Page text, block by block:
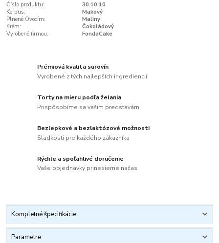
Číslo produktu:
30.10.10
Korpus:
Makový
Plnené Ovocím:
Maliny
Krém:
Čokoládový
Vyrobené firmou:
FondaCake
Prémiová kvalita surovín
Vyrobené z tých najlepších ingrediencií
Torty na mieru podľa želania
Prispôsobíme sa vašim predstavám
Bezlepkové a bezlaktózové možnosti
Sladkosti pre každého zákazníka
Rýchle a spoľahlivé doručenie
Vaše objednávky prinesieme načas
Kompletné špecifikácie
Parametre